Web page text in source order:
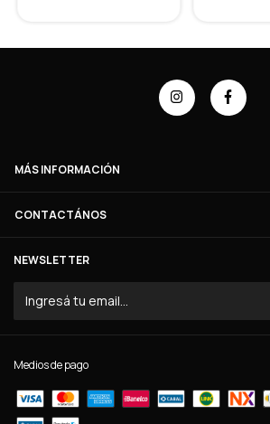
MÁS INFORMACIÓN
CONTACTÁNOS
NEWSLETTER
Medios de pago